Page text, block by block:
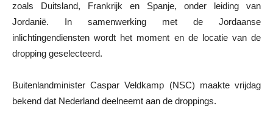
zoals Duitsland, Frankrijk en Spanje, onder leiding van
Jordanië. In samenwerking met de Jordaanse
inlichtingendiensten wordt het moment en de locatie van de
dropping geselecteerd.
Buitenlandminister Caspar Veldkamp (NSC) maakte vrijdag
bekend dat Nederland deelneemt aan de droppings.